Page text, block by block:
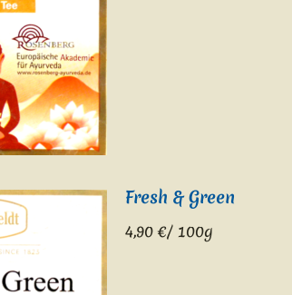
Fresh & Green
4,90 €/ 100g